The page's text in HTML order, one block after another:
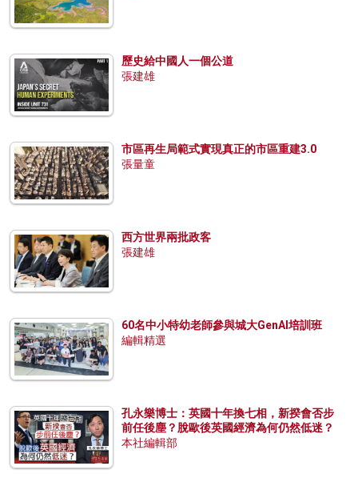
歷史給中國人一個公道
張建雄
市區再生局範式實現真正的市區重建3.0
張量童
西方世界兩批政客
張建雄
60名中小特幼老師參與城大GenAI培訓班
編輯精選
孔永樂博士：英國十年換七相，新揆會否步
前任後塵？脫歐後英國經濟為何仍然低迷？
本社編輯部